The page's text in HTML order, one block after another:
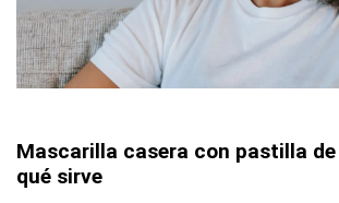
Mascarilla casera con pastilla
qué sirve